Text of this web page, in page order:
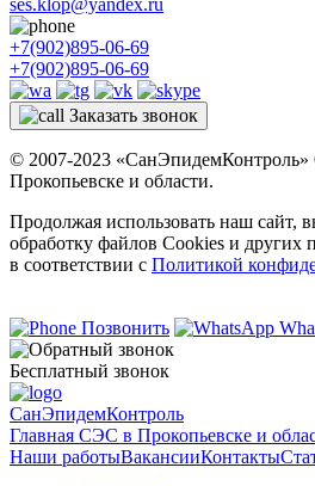
ses.klop@yandex.ru
+7(902)895-06-69
+7(902)895-06-69
Заказать звонок
© 2007-2023
Прокопьевске и области.
Продолжая использовать наш сайт,
обработку файлов Cookies и других
в соответствии с Политикой
Позвонить
Бесплатный звонок
СанЭпидемКонтроль
Главная СЭС в Прокопьевске и
Наши работыВакансииКонтакты